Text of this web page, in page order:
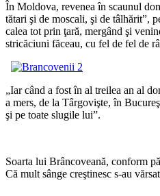
În Moldova, revenea în scaunul
tătari şi de moscali, şi de tâlhărit”,
calea tot prin ţară, mergând şi
stricăciuni făceau, cu fel de fel de
„Iar când a fost în al treilea an al
a mers, de la Târgovişte, în
şi pe toate slugile lui”.
Soarta lui Brâncoveană, conform
Că mult sânge creştinesc s-au